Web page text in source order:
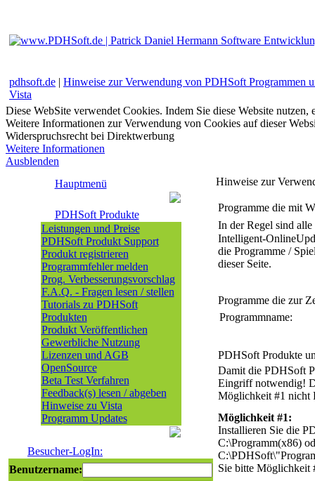
pdhsoft.de | Hinweise zur Verwendung von PDHSoft Programmen
Vista
Diese WebSite verwendet Cookies. Indem Sie diese Website
Weitere Informationen zur Verwendung von Cookies auf dieser
Widerspruchsrecht bei Direktwerbung
Weitere Informationen
Ausblenden
Hauptmenü
PDHSoft Produkte
Leistungen und Preise
PDHSoft Produkt Support
Produkt registrieren
Programmfehler melden
Prog. Verbesserungsvorschlag
F.A.Q. - Fragen lesen / stellen
Tutorials zu PDHSoft
Produkten
Produkt Veröffentlichen
Gewerbliche Nutzung
Lizenzen und AGB
OpenSource
Beta Test Verfahren
Feedback(s) lesen / abgeben
Hinweise zu Vista
Programm Updates
Besucher-LogIn:
Benutzername:
Hinweise zur
Programme die mit
In der Regel sind
Intelligent-
die Programme /
dieser Seite.
Programme die zur
Programmname:
PDHSoft Produkte
Damit die PDHSoft
Eingriff notwendig!
Möglichkeit #1 nicht
Möglichkeit #1:
Installieren Sie die
C:\Programm(x86)
Sie bitte Möglichkeit